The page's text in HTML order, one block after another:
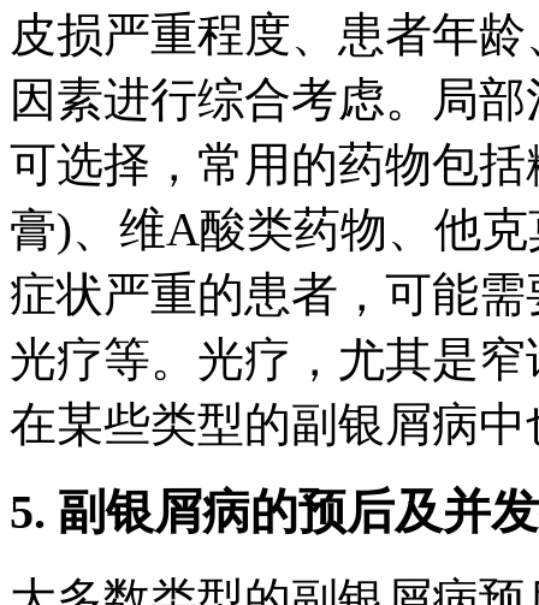
皮损严重程度、患者年
因素进行综合考虑。局
可选择，常用的药物包
膏)、维A酸类药物、他
症状严重的患者，可能
光疗等。光疗，尤其是
在某些类型的副银屑病
5. 副银屑病的预后及并